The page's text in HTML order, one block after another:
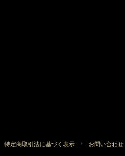
特定商取引法に基づく表示 お問い合わせ